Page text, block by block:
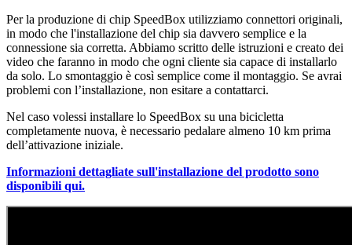
Per la produzione di chip SpeedBox utilizziamo connettori originali,
in modo che l'installazione del chip sia davvero semplice e la
connessione sia corretta. Abbiamo scritto delle istruzioni e creato dei
video che faranno in modo che ogni cliente sia capace di installarlo
da solo. Lo smontaggio è così semplice come il montaggio. Se avrai
problemi con l’installazione, non esitare a contattarci.
Nel caso volessi installare lo SpeedBox su una bicicletta
completamente nuova, è necessario pedalare almeno 10 km prima
dell’attivazione iniziale.
Informazioni dettagliate sull'installazione del prodotto sono
disponibili qui.